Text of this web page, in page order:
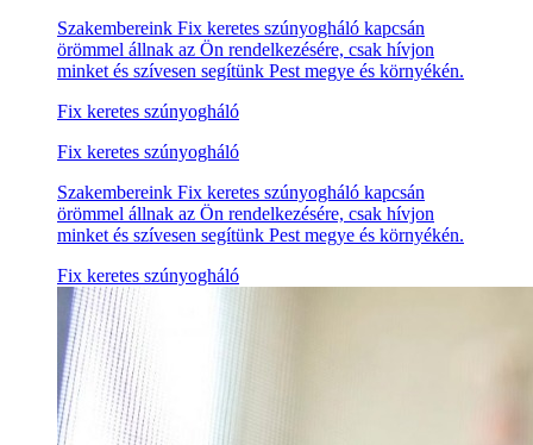
Szakembereink Fix keretes szúnyogháló kapcsán
örömmel állnak az Ön rendelkezésére, csak hívjon
minket és szívesen segítünk Pest megye és környékén.
Fix keretes szúnyogháló
Fix keretes szúnyogháló
Szakembereink Fix keretes szúnyogháló kapcsán
örömmel állnak az Ön rendelkezésére, csak hívjon
minket és szívesen segítünk Pest megye és környékén.
Fix keretes szúnyogháló